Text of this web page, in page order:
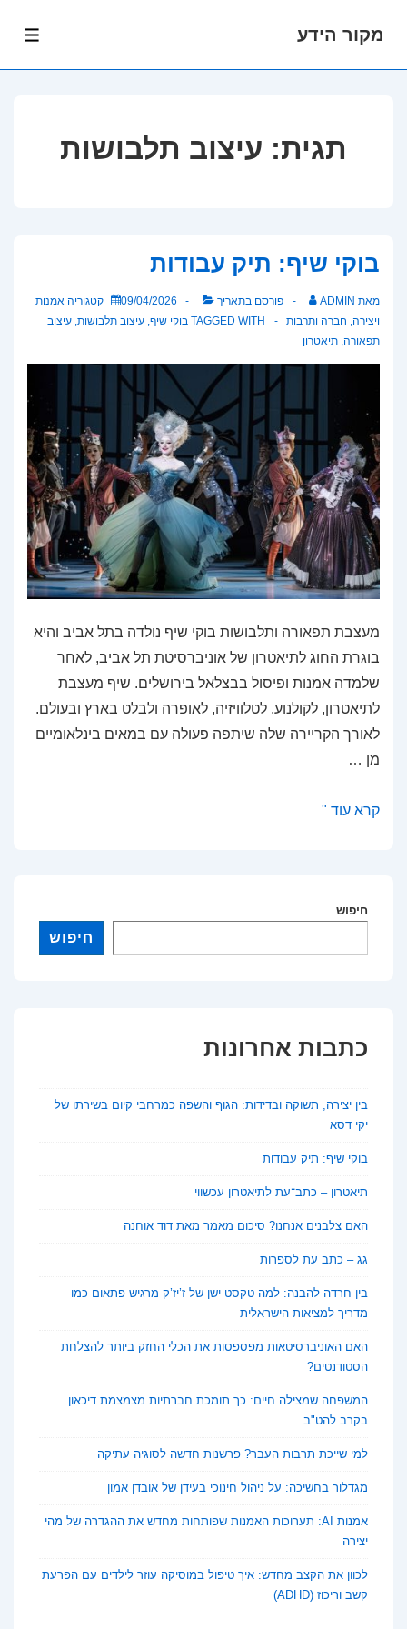
מקור הידע
תגית: עיצוב תלבושות
בוקי שיף: תיק עבודות
מאת ADMIN פורסם בתאריך 09/04/2026 קטגוריה אמנות
ויצירה, חברה ותרבות TAGGED WITH בוקי שיף, עיצוב תלבושות, עיצוב
תפאורה, תיאטרון
מעצבת תפאורה ותלבושות בוקי שיף נולדה בתל אביב והיא
בוגרת החוג לתיאטרון של אוניברסיטת תל אביב, לאחר
שלמדה אמנות ופיסול בבצלאל בירושלים. שיף מעצבת
לתיאטרון, לקולנוע, לטלוויזיה, לאופרה ולבלט בארץ ובעולם.
לאורך הקריירה שלה שיתפה פעולה עם במאים בינלאומיים
מן …
בוקי
קרא עוד "
חיפוש
חיפוש
כתבות אחרונות
בין יצירה, תשוקה ובדידות: הגוף והשפה כמרחבי קיום בשירתו של
יקי דסא
בוקי שיף: תיק עבודות
תיאטרון – כתב־עת לתיאטרון עכשווי
האם צלבנים אנחנו? סיכום מאמר מאת דוד אוחנה
גג – כתב עת לספרות
בין חרדה להבנה: למה טקסט ישן של ז’יז’ק מרגיש פתאום כמו
מדריך למציאות הישראלית
האם האוניברסיטאות מפספסות את הכלי החזק ביותר להצלחת
הסטודנטים?
המשפחה שמצילה חיים: כך תומכת חברתיות מצמצמת דיכאון
בקרב להט"ב
למי שייכת תרבות העבר? פרשנות חדשה לסוגיה עתיקה
מגדלור בחשיכה: על ניהול חינוכי בעידן של אובדן אמון
אמנות AI: תערוכות האמנות שפותחות מחדש את ההגדרה של מהי
יצירה
לכוון את הקצב מחדש: איך טיפול במוסיקה עוזר לילדים עם הפרעת
קשב וריכוז (ADHD)